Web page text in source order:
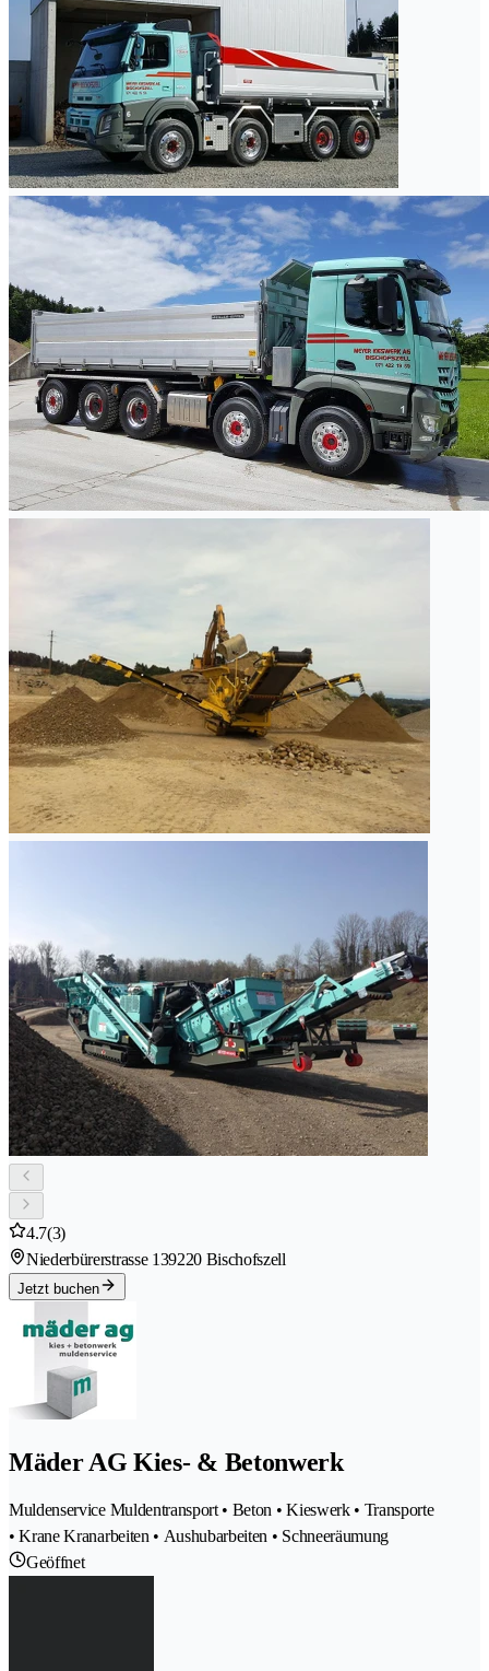
4.7(3)
Niederbürerstrasse 139220 Bischofszell
Jetzt buchen
Mäder AG Kies- & Betonwerk
Muldenservice Muldentransport • Beton • Kieswerk • Transporte
• Krane Kranarbeiten • Aushubarbeiten • Schneeräumung
Geöffnet